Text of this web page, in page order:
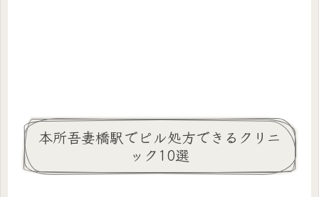
本所吾妻橋駅でピル処方できるクリニ
ック10選